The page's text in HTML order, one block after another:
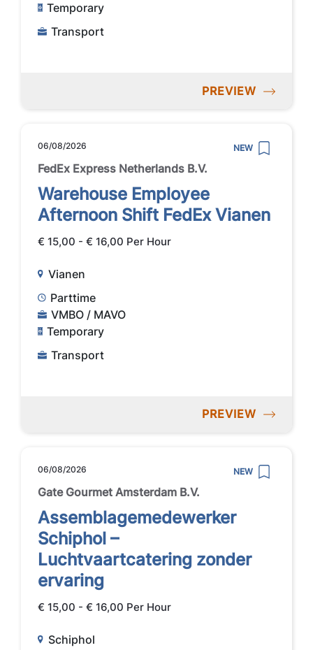
Temporary
Transport
PREVIEW
06/08/2026 NEW
FedEx Express Netherlands B.V.
Warehouse Employee
Afternoon Shift FedEx Vianen
€ 15,00 - € 16,00 Per Hour
Vianen
Parttime
VMBO / MAVO
Temporary
Transport
PREVIEW
06/08/2026 NEW
Gate Gourmet Amsterdam B.V.
Assemblagemedewerker
Schiphol –
Luchtvaartcatering zonder
ervaring
€ 15,00 - € 16,00 Per Hour
Schiphol